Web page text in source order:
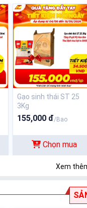
Gạo sinh thái ST 25
3Kg
155,000 đ/Bao
Chọn mua
Xem